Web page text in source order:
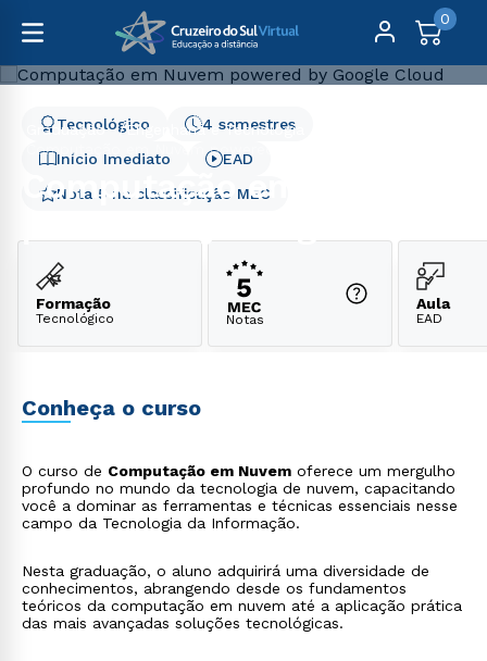
0
Graduação
Engenharia e Tecnologia
Computação em Nuvem powered by Google Cloud
Computação em Nuvem
Início Imediato
Nota 5 na classificação MEC
4 semestres
Tecnológico
EAD
Formação
Tecnológico Notas
Aula
EAD
Conheça o curso
O curso de Computação em Nuvem oferece um mergulho
profundo no mundo da tecnologia de nuvem, capacitando
você a dominar as ferramentas e técnicas essenciais nesse
campo da Tecnologia da Informação.
Nesta graduação, o aluno adquirirá uma diversidade de
conhecimentos, abrangendo desde os fundamentos
teóricos da computação em nuvem até a aplicação prática
das mais avançadas soluções tecnológicas.